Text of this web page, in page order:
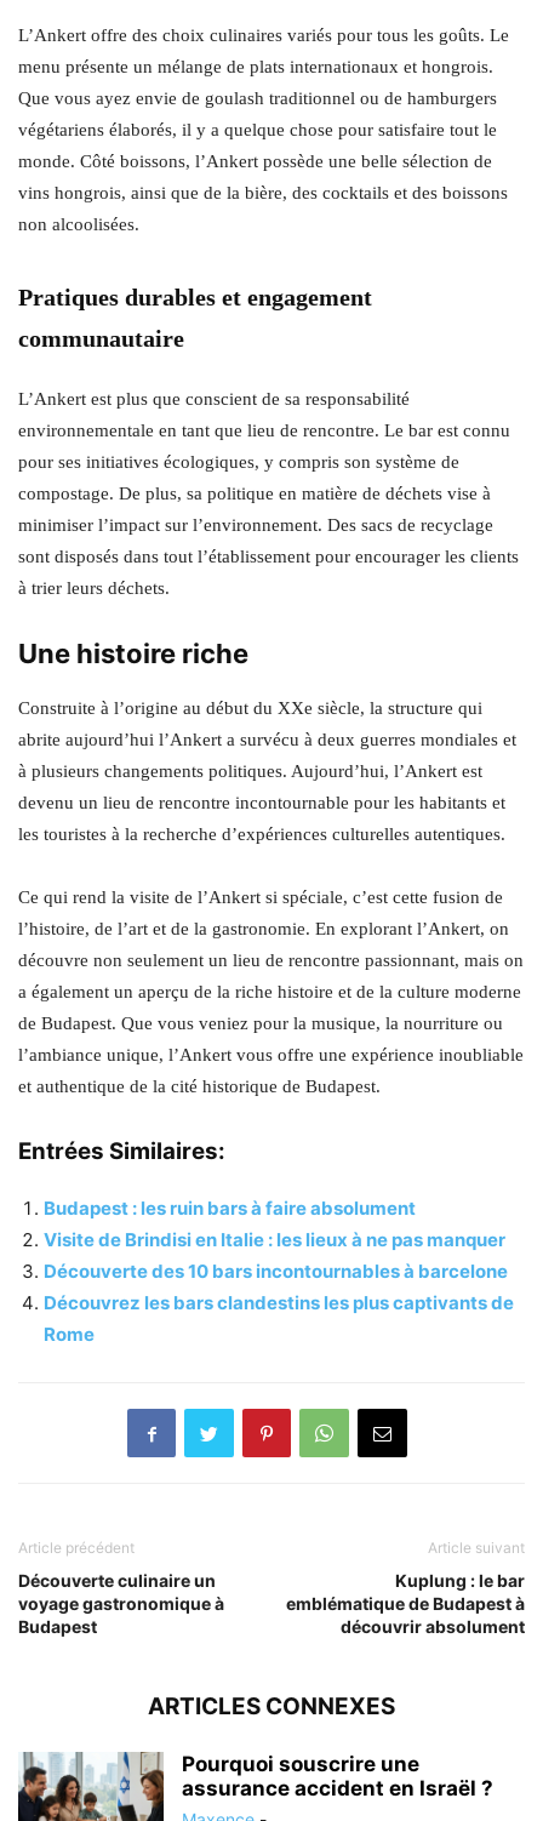
L’Ankert offre des choix culinaires variés pour tous les goûts. Le
menu présente un mélange de plats internationaux et hongrois.
Que vous ayez envie de goulash traditionnel ou de hamburgers
végétariens élaborés, il y a quelque chose pour satisfaire tout le
monde. Côté boissons, l’Ankert possède une belle sélection de
vins hongrois, ainsi que de la bière, des cocktails et des boissons
non alcoolisées.
Pratiques durables et engagement
communautaire
L’Ankert est plus que conscient de sa responsabilité
environnementale en tant que lieu de rencontre. Le bar est connu
pour ses initiatives écologiques, y compris son système de
compostage. De plus, sa politique en matière de déchets vise à
minimiser l’impact sur l’environnement. Des sacs de recyclage
sont disposés dans tout l’établissement pour encourager les clients
à trier leurs déchets.
Une histoire riche
Construite à l’origine au début du XXe siècle, la structure qui
abrite aujourd’hui l’Ankert a survécu à deux guerres mondiales et
à plusieurs changements politiques. Aujourd’hui, l’Ankert est
devenu un lieu de rencontre incontournable pour les habitants et
les touristes à la recherche d’expériences culturelles autentiques.
Ce qui rend la visite de l’Ankert si spéciale, c’est cette fusion de
l’histoire, de l’art et de la gastronomie. En explorant l’Ankert, on
découvre non seulement un lieu de rencontre passionnant, mais on
a également un aperçu de la riche histoire et de la culture moderne
de Budapest. Que vous veniez pour la musique, la nourriture ou
l’ambiance unique, l’Ankert vous offre une expérience inoubliable
et authentique de la cité historique de Budapest.
Entrées Similaires:
Budapest : les ruin bars à faire absolument
Visite de Brindisi en Italie : les lieux à ne pas manquer
Découverte des 10 bars incontournables à barcelone
Découvrez les bars clandestins les plus captivants de
Rome
Article précédent
Découverte culinaire un
voyage gastronomique à
Budapest
Article suivant
Kuplung : le bar
emblématique de Budapest à
découvrir absolument
ARTICLES CONNEXES
Pourquoi souscrire une
assurance accident en Israël ?